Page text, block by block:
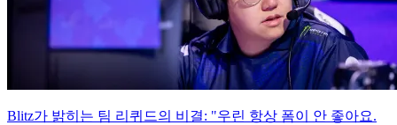
Blitz가 밝히는 팀 리퀴드의 비결: "우린 항상 폼이 안 좋아요.